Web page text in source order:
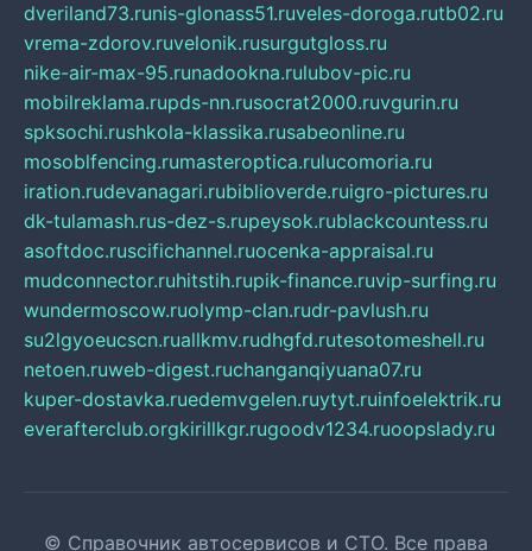
dveriland73.runis-glonass51.ruveles-doroga.rutb02.ru
vrema-zdorov.ruvelonik.rusurgutgloss.ru
nike-air-max-95.runadookna.rulubov-pic.ru
mobilreklama.rupds-nn.rusocrat2000.ruvgurin.ru
spksochi.rushkola-klassika.rusabeonline.ru
mosoblfencing.rumasteroptica.rulucomoria.ru
iration.rudevanagari.rubiblioverde.ruigro-pictures.ru
dk-tulamash.rus-dez-s.rupeysok.rublackcountess.ru
asoftdoc.ruscifichannel.ruocenka-appraisal.ru
mudconnector.ruhitstih.rupik-finance.ruvip-surfing.ru
wundermoscow.ruolymp-clan.rudr-pavlush.ru
su2lgyoeucscn.ruallkmv.rudhgfd.rutesotomeshell.ru
netoen.ruweb-digest.ruchanganqiyuana07.ru
kuper-dostavka.ruedemvgelen.ruytyt.ruinfoelektrik.ru
everafterclub.orgkirillkgr.rugoodv1234.ruoopslady.ru
© Справочник автосервисов и СТО. Все права